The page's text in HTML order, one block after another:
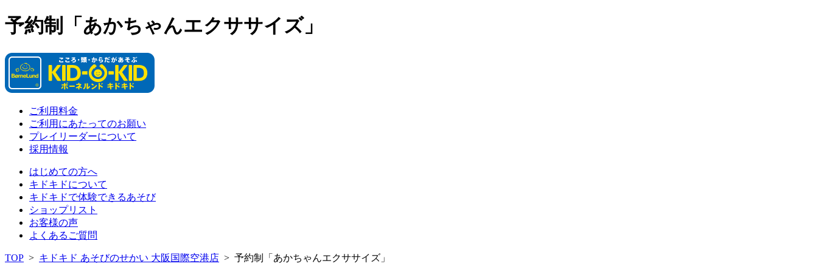
予約制「あかちゃんエクササイズ」
ご利用料金
ご利用にあたってのお願い
プレイリーダーについて
採用情報
はじめての方へ
キドキドについて
キドキドで体験できるあそび
ショップリスト
お客様の声
よくあるご質問
TOP > キドキド あそびのせかい 大阪国際空港店 > 予約制「あかちゃんエクササイズ」